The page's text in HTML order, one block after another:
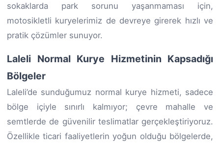
sokaklarda park sorunu yaşanmaması için,
motosikletli kuryelerimiz de devreye girerek hızlı ve
pratik çözümler sunuyor.
Laleli Normal Kurye Hizmetinin Kapsadığı
Bölgeler
Laleli’de sunduğumuz normal kurye hizmeti, sadece
bölge içiyle sınırlı kalmıyor; çevre mahalle ve
semtlerde de güvenilir teslimatlar gerçekleştiriyoruz.
Özellikle ticari faaliyetlerin yoğun olduğu bölgelerde,